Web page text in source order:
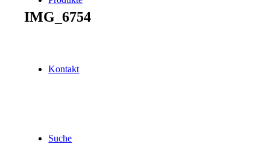
Kontakt
Suche
IMG_6754